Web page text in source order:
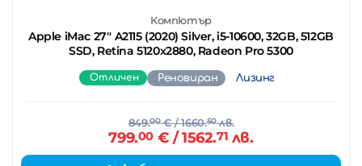
Компютър
Apple iMac 27'' A2115 (2020) Silver, i5-10600, 32GB, 512GB
SSD, Retina 5120x2880, Radeon Pro 5300
Отличен Реновиран Лизинг
849.00€/ 1660.50лв.
799.00€ / 1562.71 лв.